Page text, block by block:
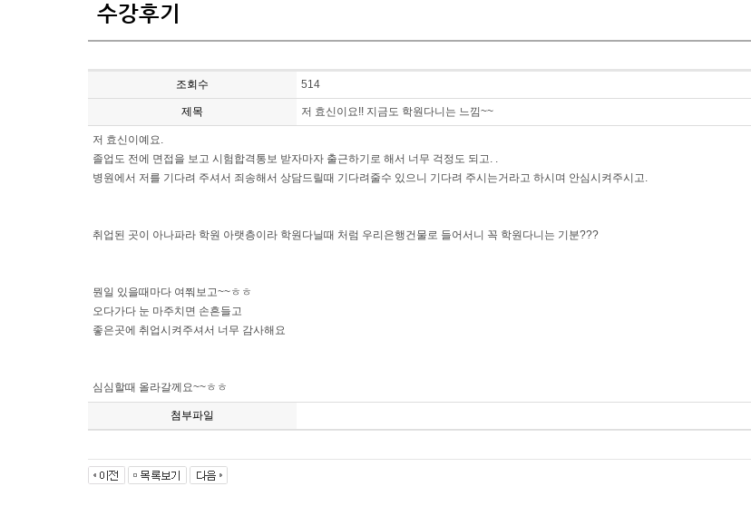
수강후기
조회수 514
제목 저 효신이요!! 지금도 학원다니는 느낌~~
저 효신이예요.
졸업도 전에 면접을 보고 시험합격통보 받자마자 출근하기로 해서 너무 걱정도 되고. .
병원에서 저를 기다려 주셔서 죄송해서 상담드릴때 기다려줄수 있으니 기다려 주시는거라고 하시며 안심시켜주시고.
취업된 곳이 아나파라 학원 아랫층이라 학원다닐때 처럼 우리은행건물로 들어서니 꼭 학원다니는 기분???
뭔일 있을때마다 여쭤보고~~ㅎㅎ
오다가다 눈 마주치면 손흔들고
좋은곳에 취업시켜주셔서 너무 감사해요
심심할때 올라갈께요~~ㅎㅎ
첨부파일